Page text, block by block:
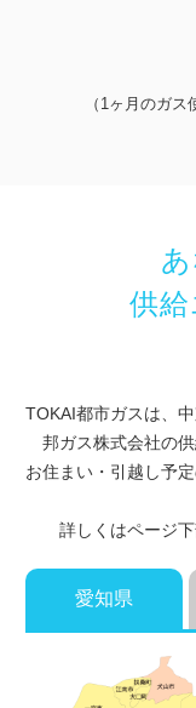
（1ヶ月のガス
供
TOKAI都市ガスは、
邦ガス株式会社の
お住まい・引越し予
詳しくはページ
愛知県